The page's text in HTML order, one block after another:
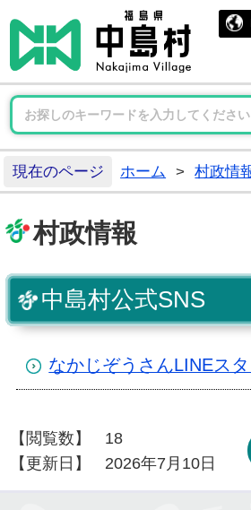
現在のページ ホーム > 村政情
村政情報
中島村公式SNS
なかじぞうさんLINEス
【閲覧数】
18
【更新日】
2026年7月10日